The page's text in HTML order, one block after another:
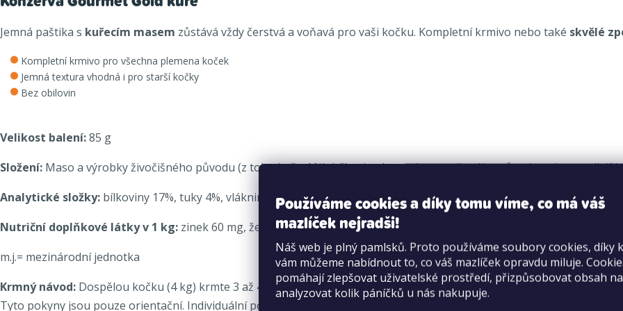
Používáme cookies a díky tomu víme, co má váš
mazlíček nejradši!
Náš web je plný pamlsků. Proto používáme soubory cookies, díky
vám můžeme nabídnout to, co váš mazlíček opravdu miluje.
pomáhají zlepšovat uživatelské prostředí, přizpůsobovat obsah
analyzovat kolik páníčků u nás nakupuje.
Jemná paštika s kuřecím masem zůstává vždy čerstvá a voňavá pro vaši kočku. Kompletní krmivo nebo také skvělé
Kompletní krmivo pro všechna plemena koček
Jemná textura vhodná i pro starší kočky
Bez obilovin
Velikost balení:85 g
Složení: Maso a výrobky živočišného původu (z toho kuře 4 %), bílkovinné extrakty rostlinného původu, ryby a
Analytické složky: bílkoviny 17%, tuky 4%, vláknina 1,1%, popel 2%, vlhkost 74 %
Nutriční doplňkové látky v 1 kg: zinek 60 mg, železo 37 mg, mangan 7,2 mg, jód 0,46 mg, měď 4,1 mg, vitamin A 1040
m.j.= mezinárodní jednotka
Krmný návod: Dospělou kočku (4 kg) krmte 3 až 4 kapsičkami denně, nejlépe ve dvou samostatných dávkách.
Tyto pokyny jsou pouze orientační. Individuální požadavky zvířete se mohou lišit například podle věku, tělesného